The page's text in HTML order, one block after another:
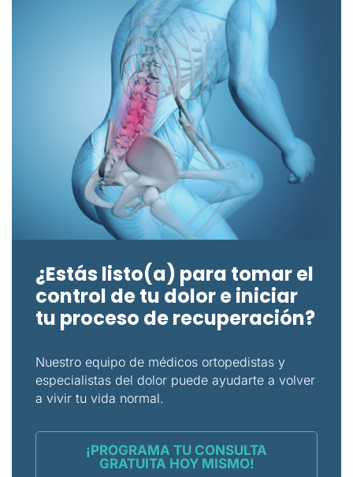
¿Estás listo(a) para tomar el
control de tu dolor e iniciar
tu proceso de recuperación?
Nuestro equipo de médicos ortopedistas y
especialistas del dolor puede ayudarte a volver
a vivir tu vida normal.
¡PROGRAMA TU CONSULTA
GRATUITA HOY MISMO!